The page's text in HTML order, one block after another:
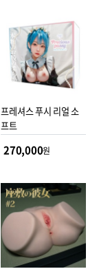
프레셔스 푸시 리얼 소
프트
270,000원